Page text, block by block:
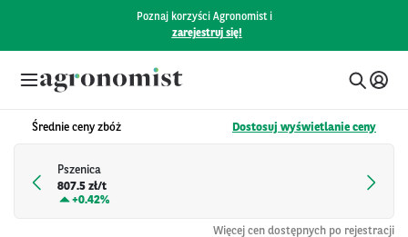
Poznaj korzyści Agronomist i
zarejestruj się!
Średnie ceny zbóż Dostosuj wyświetlanie ceny
Pszenica
807.5 zł/t
+0.42%
Więcej cen dostępnych po rejestracji